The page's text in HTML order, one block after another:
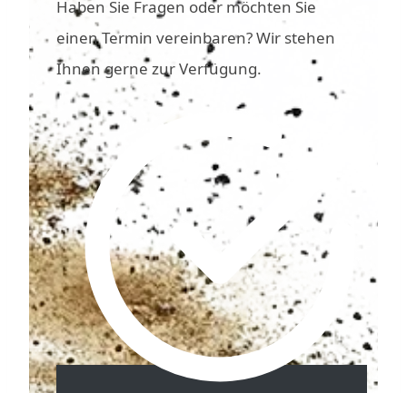
Haben Sie Fragen oder möchten Sie
einen Termin vereinbaren? Wir stehen
Ihnen gerne zur Verfügung.